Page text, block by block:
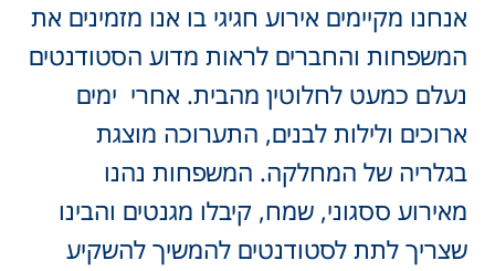
אנחנו מקיימים אירוע חגיגי בו אנו מזמינים את
המשפחות והחברים לראות מדוע הסטודנטים
נעלם כמעט לחלוטין מהבית. אחרי ימים
ארוכים ולילות לבנים, התערוכה מוצגת
בגלריה של המחלקה. המשפחות נהנו
מאירוע ססגוני, שמח, קיבלו מגנטים והבינו
שצריך לתת לסטודנטים להמשיך להשקיע